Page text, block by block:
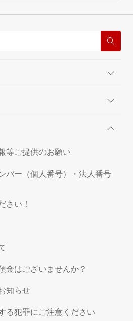
等ご提供のお願い
バー（個人番号）・法人番号
さい！
金はございませんか？
知らせ
る犯罪にご注意ください